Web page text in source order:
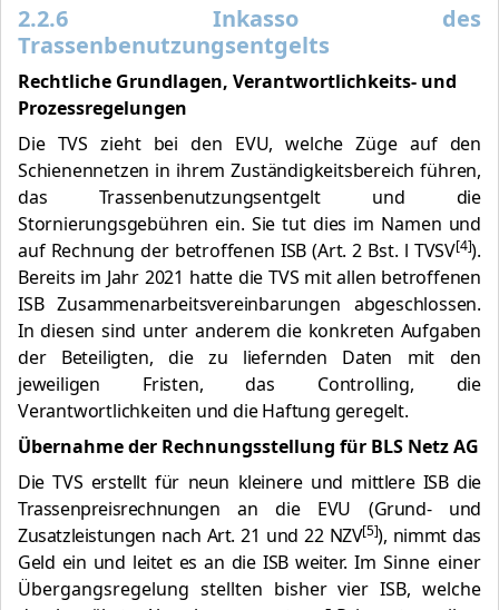
2.2.6 Inkasso des
Trassenbenutzungsentgelts
Rechtliche Grundlagen, Verantwortlichkeits- und
Prozessregelungen
Die TVS zieht bei den EVU, welche Züge auf den
Schienennetzen in ihrem Zuständigkeitsbereich führen,
das Trassenbenutzungsentgelt und die
Stornierungsgebühren ein. Sie tut dies im Namen und
auf Rechnung der betroffenen ISB (Art. 2 Bst. l TVSV[4]).
Bereits im Jahr 2021 hatte die TVS mit allen betroffenen
ISB Zusammenarbeitsvereinbarungen abgeschlossen.
In diesen sind unter anderem die konkreten Aufgaben
der Beteiligten, die zu liefernden Daten mit den
jeweiligen Fristen, das Controlling, die
Verantwortlichkeiten und die Haftung geregelt.
Übernahme der Rechnungsstellung für BLS Netz AG
Die TVS erstellt für neun kleinere und mittlere ISB die
Trassenpreisrechnungen an die EVU (Grund- und
Zusatzleistungen nach Art. 21 und 22 NZV[5]), nimmt das
Geld ein und leitet es an die ISB weiter. Im Sinne einer
Übergangsregelung stellten bisher vier ISB, welche